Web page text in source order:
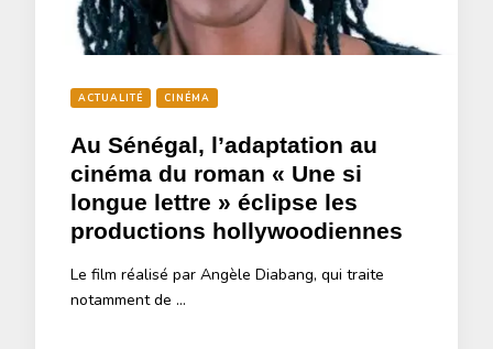
ACTUALITÉ CINÉMA
Au Sénégal, l’adaptation au
cinéma du roman « Une si
longue lettre » éclipse les
productions hollywoodiennes
Le film réalisé par Angèle Diabang, qui traite
notamment de …